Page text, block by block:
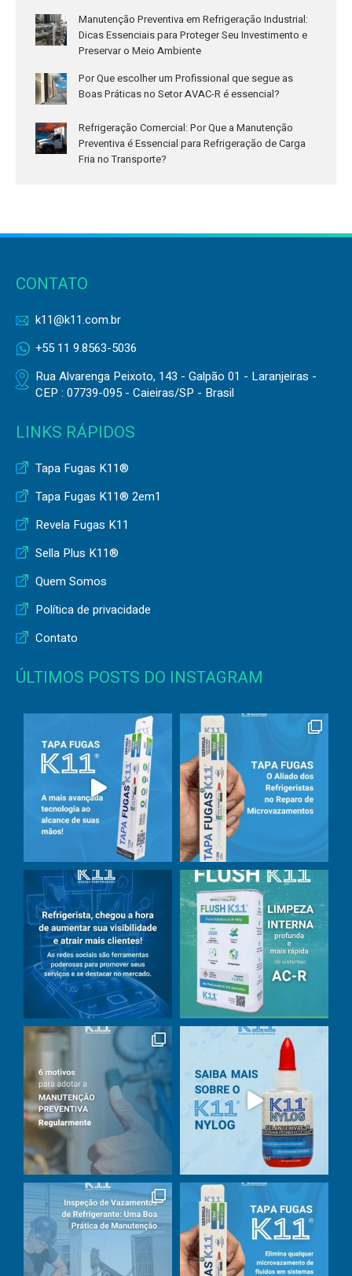
Manutenção Preventiva em Refrigeração Industrial:
Dicas Essenciais para Proteger Seu Investimento e
Preservar o Meio Ambiente
Por Que escolher um Profissional que segue as
Boas Práticas no Setor AVAC-R é essencial?
Refrigeração Comercial: Por Que a Manutenção
Preventiva é Essencial para Refrigeração de Carga
Fria no Transporte?
CONTATO
k11@k11.com.br
+55 11 9.8563-5036
Rua Alvarenga Peixoto, 143 - Galpão 01 - Laranjeiras -
CEP : 07739-095 - Caieiras/SP - Brasil
LINKS RÁPIDOS
Tapa Fugas K11®
Tapa Fugas K11® 2em1
Revela Fugas K11
Sella Plus K11®
Quem Somos
Política de privacidade
Contato
ÚLTIMOS POSTS DO INSTAGRAM